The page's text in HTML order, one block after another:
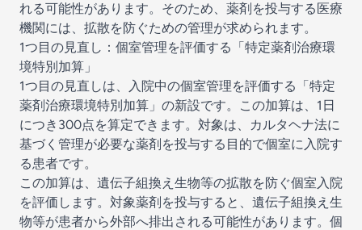
れる可能性があります。そのため、薬剤を投与する医療
機関には、拡散を防ぐための管理が求められます。
1つ目の見直し：個室管理を評価する「特定薬剤治療環
境特別加算」
1つ目の見直しは、入院中の個室管理を評価する「特定
薬剤治療環境特別加算」の新設です。この加算は、1日
につき300点を算定できます。対象は、カルタヘナ法に
基づく管理が必要な薬剤を投与する目的で個室に入院す
る患者です。
この加算は、遺伝子組換え生物等の拡散を防ぐ個室入院
を評価します。対象薬剤を投与すると、遺伝子組換え生
物等が患者から外部へ排出される可能性があります。個